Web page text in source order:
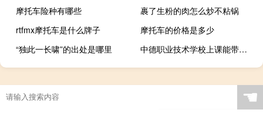
摩托车险种有哪些
裹了生粉的肉怎么炒不粘锅
rtfmx摩托车是什么牌子
摩托车的价格是多少
“独此一长啸”的出处是哪里
中德职业技术学校上课能带手机吗 天津中德职业学校
☚